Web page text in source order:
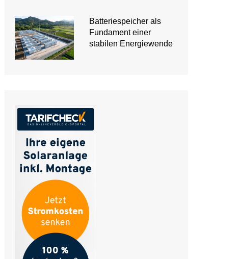
Batteriespeicher als
Fundament einer
stabilen Energiewende